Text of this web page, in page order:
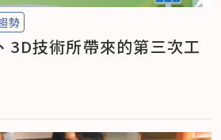
勢
3D技術所帶來的第三次工